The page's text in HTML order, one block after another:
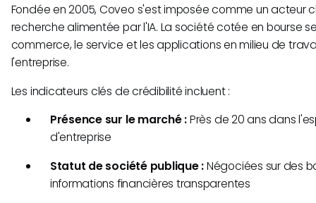
Fondée en 2005, Coveo s'est imposée comme un acteur
recherche alimentée par l'IA. La société cotée en bourse
commerce, le service et les applications en milieu de
l'entreprise.
Les indicateurs clés de crédibilité incluent :
Présence sur le marché :Près de 20 ans dans
d'entreprise
Statut de société publique :Négociées sur des
informations financières transparentes